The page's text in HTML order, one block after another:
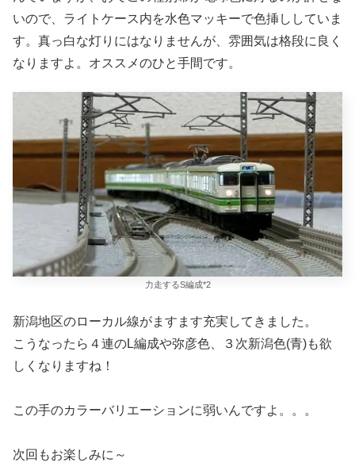
いので、ライトケース内を水色マッキーで色挿ししていま
す。真っ白な灯りにはなりませんが、雰囲気は格段に良く
なりますよ。オススメのひと手間です。
力走するS編成*2
新潟地区のローカル線がますます充実してきました。
こうなったら４連のL編成や弥彦色、３次新潟色(青)も欲
しくなりますね！
この手のカラーバリエーションに弱いんですよ。。。
次回もお楽しみに～